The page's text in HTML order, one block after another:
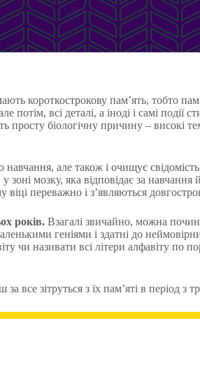
короткострокову пам’ять, тобто
всі деталі, а іноді і самі події
просту біологічну причину – високі
але також і очищує
мозку, яка відповідає за
переважно і з’являються
років. Взагалі звичайно, можна
геніями і здатні до
чи називати всі літери алфавіту по
зітруться з їх пам’яті в період з